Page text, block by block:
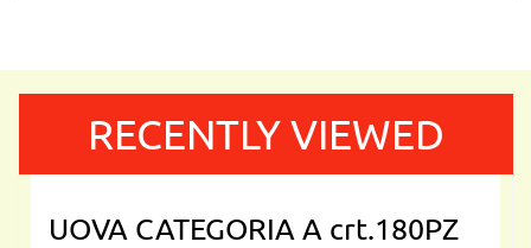
RECENTLY VIEWED
UOVA CATEGORIA A crt.180PZ